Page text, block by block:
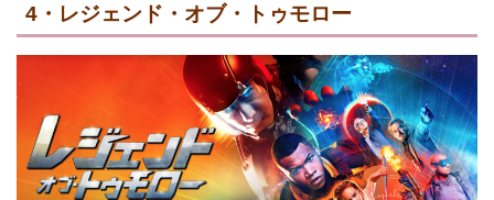
4・レジェンド・オブ・トゥモロー